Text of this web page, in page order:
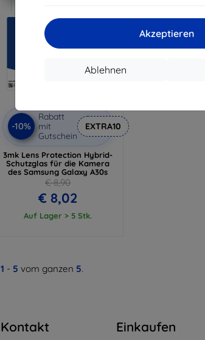
Akzeptieren
Ablehnen
-10%
Rabatt
mit
Gutschein
EXTRA10
3mk Lens Protection Hybrid-
Schutzglas für die Kamera
des Samsung Galaxy A30s
€ 8,90
€ 8,02
Auf Lager > 5 Stk.
1 - 5 vom ganzen 5.
Kontakt Einkaufen